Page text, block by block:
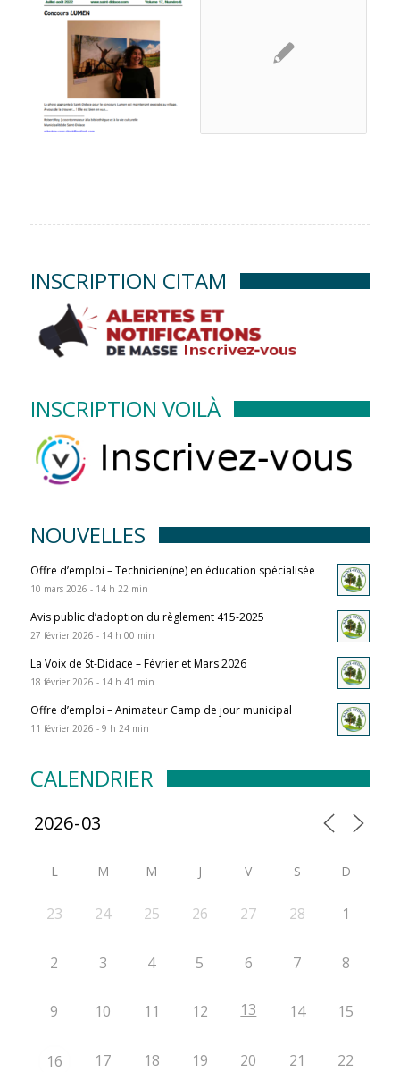
INSCRIPTION CITAM
INSCRIPTION VOILÀ
NOUVELLES
Offre d’emploi – Technicien(ne) en éducation spécialisée
10 mars 2026 - 14 h 22 min
Avis public d’adoption du règlement 415-2025
27 février 2026 - 14 h 00 min
La Voix de St-Didace – Février et Mars 2026
18 février 2026 - 14 h 41 min
Offre d’emploi – Animateur Camp de jour municipal
11 février 2026 - 9 h 24 min
CALENDRIER
L M M J V S D
23 24 25 26 27 28 1
2 3 4 5 6 7 8
9 10 11 12 13 14 15
16 17 18 19 20 21 22